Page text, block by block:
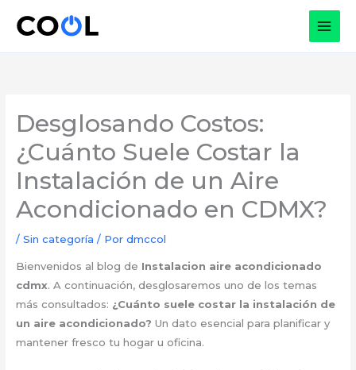
Desglosando Costos:
¿Cuánto Suele Costar la
Instalación de un Aire
Acondicionado en CDMX?
/Sin categoría / Pordmccol
Bienvenidos al blog de Instalacion aire acondicionado
cdmx. A continuación, desglosaremos uno de los temas
más consultados: ¿Cuánto suele costar la instalación de
un aire acondicionado? Un dato esencial para planificar y
mantener fresco tu hogar u oficina.